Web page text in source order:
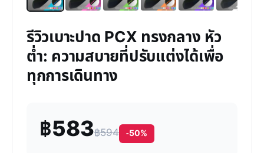
รีวิวเบาะปาด PCX ทรงกลาง หัว
ต่ำ: ความสบายที่ปรับแต่งได้เพื่อ
ทุกการเดินทาง
฿583฿594 -50%